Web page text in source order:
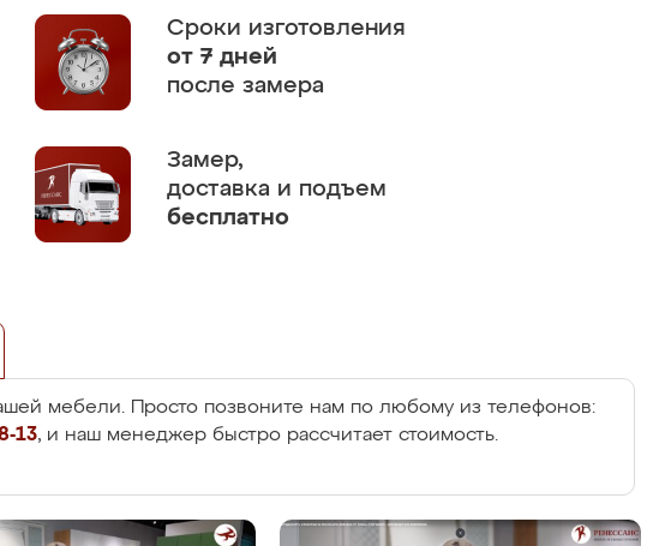
Сроки изготовления
от 7 дней
после замера
Замер,
доставка и подъем
бесплатно
мебели. Просто позвоните нам по любому из телефонов:
13, и наш менеджер быстро рассчитает стоимость.